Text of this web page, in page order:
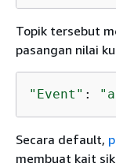
Topik tersebut
pasangan nilai
"Event" :
Secara default,
membuat kait